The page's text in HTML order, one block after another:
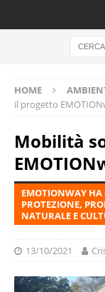
HOME
il progetto
Mobilità
EMOTIONWAY HA
PROTEZIONE,
NATURALE E
13/10/2021